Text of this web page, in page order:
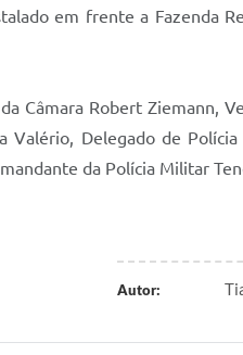
em frente a Fazenda
Câmara Robert Ziemann,
Valério, Delegado de
da Polícia Militar
Autor: